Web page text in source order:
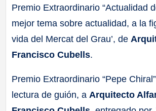
Premio Extraordinario “Actualidad
mejor tema sobre actualidad, a la
vida del Mercat del Grau’, de
Francisco Cubells.
Premio Extraordinario “Pepe
lectura de guión, a Arquitecto